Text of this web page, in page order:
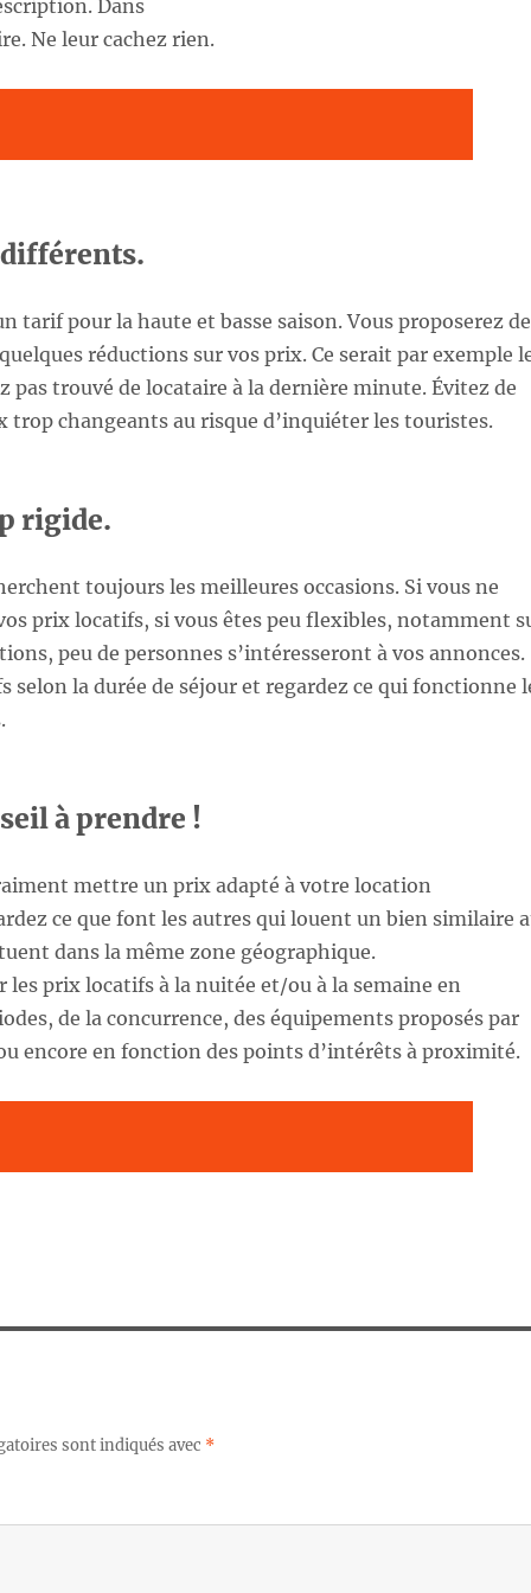
Dans
Ne leur cachez rien.
tarif pour la haute et basse saison. Vous proposerez
réductions sur vos prix. Ce serait par exemple
pas trouvé de locataire à la dernière minute. Évitez de
trop changeants au risque d’inquiéter les touristes.
rigide.
toujours les meilleures occasions. Si vous ne
prix locatifs, si vous êtes peu flexibles, notamment
peu de personnes s’intéresseront à vos annonces.
selon la durée de séjour et regardez ce qui fonctionne
à prendre !
mettre un prix adapté à votre location
ce que font les autres qui louent un bien similaire
dans la même zone géographique.
les prix locatifs à la nuitée et/ou à la semaine en
de la concurrence, des équipements proposés par
encore en fonction des points d’intérêts à proximité.
sont indiqués avec *